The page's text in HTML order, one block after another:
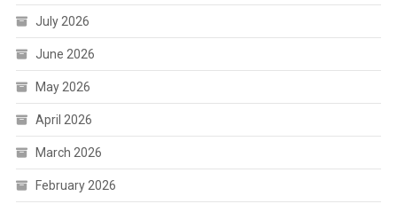
July 2026
June 2026
May 2026
April 2026
March 2026
February 2026